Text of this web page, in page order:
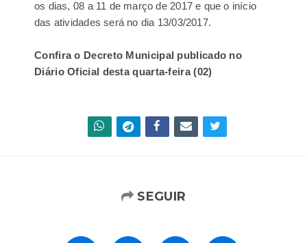
os dias, 08 a 11 de março de 2017 e que o início
das atividades será no dia 13/03/2017.
Confira o Decreto Municipal publicado no
Diário Oficial desta quarta-feira (02)
SEGUIR